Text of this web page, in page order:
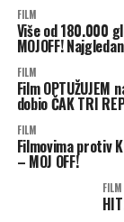
FILM
Više od 180.000
MOJOFF!
FILM
Film
dobio ČAK TRI
FILM
Filmovima protiv
– MOJ OFF!
FILM